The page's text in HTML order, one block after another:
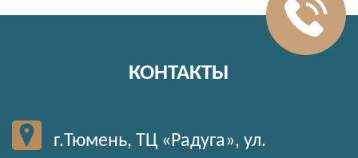
КОНТАКТЫ
г.Тюмень, ТЦ «Радуга», ул.